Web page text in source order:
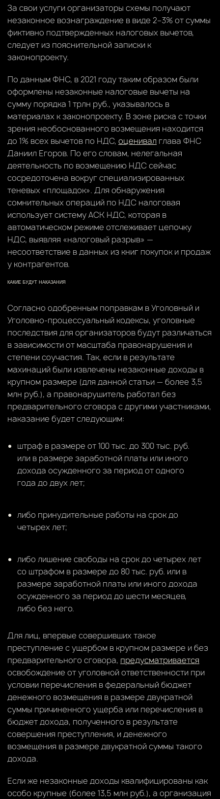
За свои услуги организаторы схемы получают
незаконное вознаграждение в виде 2–3% от суммы
фиктивно подтвержденных налоговых вычетов,
следует из пояснительной записки к
законопроекту.
По данным ФНС, в 2021 году таким образом были
оформлены незаконные налоговые вычеты на
сумму порядка 1 трлн руб., указывалось в
материалах к законопроекту. В зоне риска с точки
зрения необоснованного возмещения находится
до 1% всех вычетов по НДС, оценивал глава ФНС
Даниил Егоров. По его словам, нелегальная
деятельность по возмещению НДС сейчас
сосредоточена вокруг специализированных
теневых «площадок». Для обнаружения
сомнительных операций по НДС налоговая
использует систему АСК НДС, которая в
автоматическом режиме отслеживает цепочку
НДС, выявляя «налоговый разрыв» —
несоответствие в данных из книг покупок и продаж
у контрагентов.
КАКИЕ БУДУТ НАКАЗАНИЯ
Согласно одобренным поправкам в Уголовный и
Уголовно-процессуальный кодексы, уголовные
последствия для организаторов будут различаться
в зависимости от масштаба правонарушения и
степени соучастия. Так, если в результате
махинаций были извлечены незаконные доходы в
крупном размере (для данной статьи — более 3,5
млн руб.), а правонарушитель работал без
предварительного сговора с другими участниками,
наказание будет следующим:
штраф в размере от 100 тыс. до 300 тыс. руб.
или в размере заработной платы или иного
дохода осужденного за период от одного
года до двух лет;
либо принудительные работы на срок до
четырех лет;
либо лишение свободы на срок до четырех лет
со штрафом в размере до 80 тыс. руб. или в
размере заработной платы или иного дохода
осужденного за период до шести месяцев,
либо без него.
Для лиц, впервые совершивших такое
преступление с ущербом в крупном размере и без
предварительного сговора, предусматривается
освобождение от уголовной ответственности при
условии перечисления в федеральный бюджет
денежного возмещения в размере двукратной
суммы причиненного ущерба или перечисления в
бюджет дохода, полученного в результате
совершения преступления, и денежного
возмещения в размере двукратной суммы такого
дохода.
Если же незаконные доходы квалифицированы как
особо крупные (более 13,5 млн руб.), а организация